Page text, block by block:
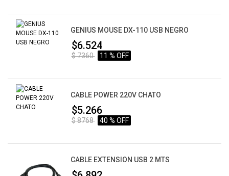
GENIUS MOUSE DX-110 USB NEGRO
$6.524
$ 7360 11 % OFF
CABLE POWER 220V CHATO
$5.266
$ 8768 40 % OFF
CABLE EXTENSION USB 2 MTS